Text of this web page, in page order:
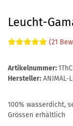
Leucht-
(21
Artikelnummer:
Hersteller: ANIMAL-
100% wasserdicht,
Grössen erhältlich